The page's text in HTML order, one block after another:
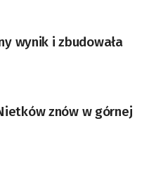
wynik i zbudowała
znów w górnej